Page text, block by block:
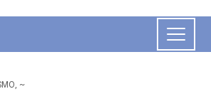
, ~